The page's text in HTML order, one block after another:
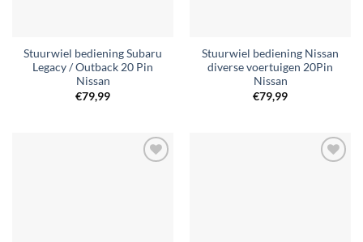
Stuurwiel bediening Subaru
Legacy / Outback 20 Pin
Nissan
€79,99
Stuurwiel bediening Nissan
diverse voertuigen 20Pin
Nissan
€79,99